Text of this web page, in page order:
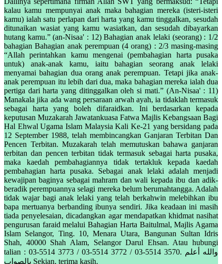
kalau kamu mempunyai anak maka bahagian mereka (isteri-isteri
kamu) ialah satu perlapan dari harta yang kamu tinggalkan, sesudah
ditunaikan wasiat yang kamu wasiatkan, dan sesudah dibayarkan
hutang kamu.” (an-Nisaa' : 12) Bahagian anak lelaki (seorang) : 1/2
bahagian Bahagian anak perempuan (4 orang) : 2/3 masing-masing
“Allah perintahkan kamu mengenai (pembahagian harta pusaka
untuk) anak-anak kamu, iaitu bahagian seorang anak lelaki
menyamai bahagian dua orang anak perempuan. Tetapi jika anak-
anak perempuan itu lebih dari dua, maka bahagian mereka ialah dua
pertiga dari harta yang ditinggalkan oleh si mati.” (An-Nisaa' : 11)
Manakala jika ada wang persaraan arwah ayah, ia tidaklah termasuk
sebagai harta yang boleh difaraidkan. Ini berdasarkan kepada
keputusan Muzakarah Jawatankuasa Fatwa Majlis Kebangsaan Bagi
Hal Ehwal Ugama Islam Malaysia Kali Ke-21 yang bersidang pada
12 September 1988, telah membincangkan Ganjaran Terbitan Dan
Pencen Terbitan. Muzakarah telah memutuskan bahawa ganjaran
terbitan dan pencen terbitan tidak termasuk sebagai harta pusaka,
maka kaedah pembahagiannya tidak tertakluk kepada kaedah
pembahagian harta pusaka. Sebagai anak lelaki adalah menjadi
kewajipan baginya sebagai mahram dan wali kepada ibu dan adik-
beradik perempuannya selagi mereka belum berumahtangga. Adalah
tidak wajar bagi anak lelaki yang telah berkahwin melebihkan ibu
bapa mertuanya berbanding ibunya sendiri. Jika keadaan ini masih
tiada penyelesaian, dicadangkan agar mendapatkan khidmat nasihat
pengurusan faraid melalui Bahagian Harta Baitulmal, Majlis Agama
Islam Selangor, Ting. 10, Menara Utara, Bangunan Sultan Idris
Shah, 40000 Shah Alam, Selangor Darul Ehsan. Atau hubungi
talian : 03-5514 3773 / 03-5514 3772 / 03-5514 3570. والله أعلم
بالصواب Sekian, terima kasih.